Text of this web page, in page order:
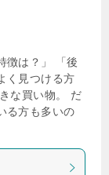
徴は？」 「後
く見つける方
な買い物。 だ
る方も多いの